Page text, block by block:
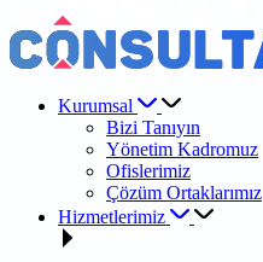
Kurumsal
Bizi Tanıyın
Yönetim Kadromuz
Ofislerimiz
Çözüm Ortaklarımız
Hizmetlerimiz